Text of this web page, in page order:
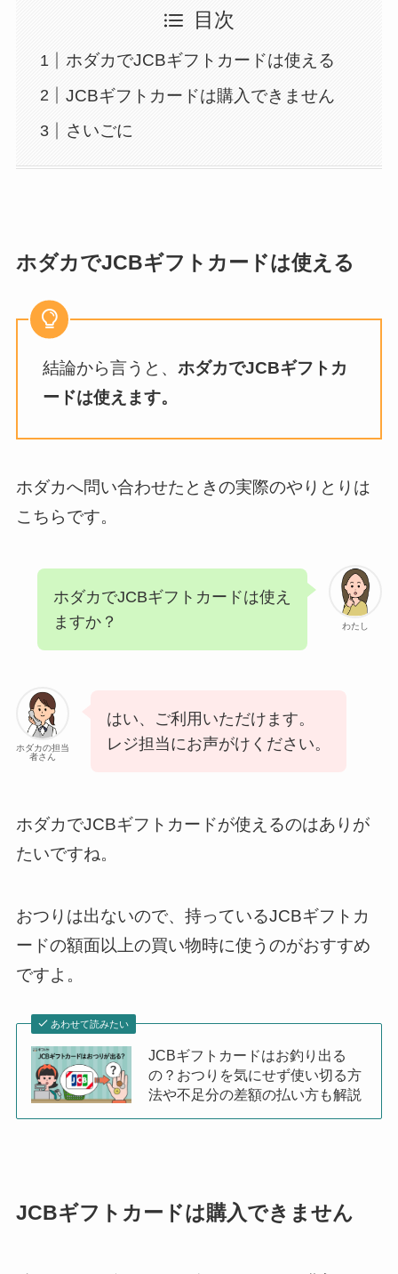
目次
ホダカでJCBギフトカードは使える
JCBギフトカードは購入できません
さいごに
ホダカでJCBギフトカードは使える
結論から言うと、ホダカでJCBギフトカ
ードは使えます。
ホダカへ問い合わせたときの実際のやりとりは
こちらです。
わたし
ホダカでJCBギフトカードは使え
ますか？
ホダカの担当
者さん
はい、ご利用いただけます。
レジ担当にお声がけください。
ホダカでJCBギフトカードが使えるのはありが
たいですね。
おつりは出ないので、持っているJCBギフトカ
ードの額面以上の買い物時に使うのがおすすめ
ですよ。
あわせて読みたい
JCBギフトカードはお釣り出る
の？おつりを気にせず使い切る方
法や不足分の差額の払い方も解説
JCBギフトカードは購入できません